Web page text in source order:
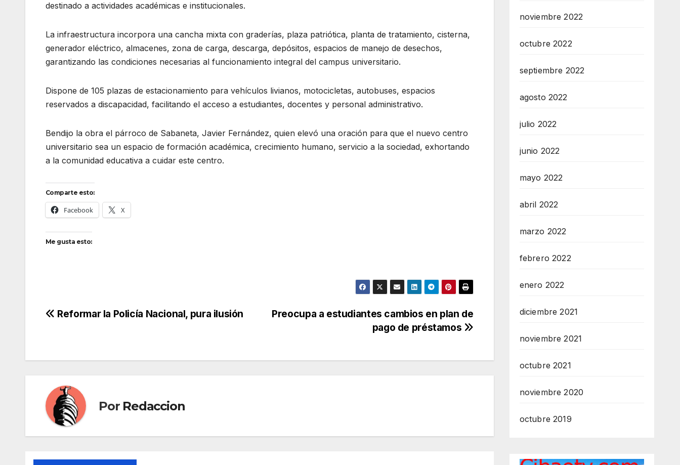
destinado a actividades académicas e institucionales.
La infraestructura incorpora una cancha mixta con graderías, plaza patriótica, planta de tratamiento, cisterna,
generador eléctrico, almacenes, zona de carga, descarga, depósitos, espacios de manejo de desechos,
garantizando las condiciones necesarias al funcionamiento integral del campus universitario.
Dispone de 105 plazas de estacionamiento para vehículos livianos, motocicletas, autobuses, espacios
reservados a discapacidad, facilitando el acceso a estudiantes, docentes y personal administrativo.
Bendijo la obra el párroco de Sabaneta, Javier Fernández, quien elevó una oración para que el nuevo centro
universitario sea un espacio de formación académica, crecimiento humano, servicio a la sociedad, exhortando
a la comunidad educativa a cuidar este centro.
Comparte esto:
Facebook X
Me gusta esto:
Navegación
entradas
Preocupa a estudiantes cambios en plan de
pago de préstamos
Reformar la Policía Nacional, pura ilusión
Por Redaccion
noviembre 2022
octubre 2022
septiembre 2022
agosto 2022
julio 2022
junio 2022
mayo 2022
abril 2022
marzo 2022
febrero 2022
enero 2022
diciembre 2021
noviembre 2021
octubre 2021
noviembre 2020
octubre 2019